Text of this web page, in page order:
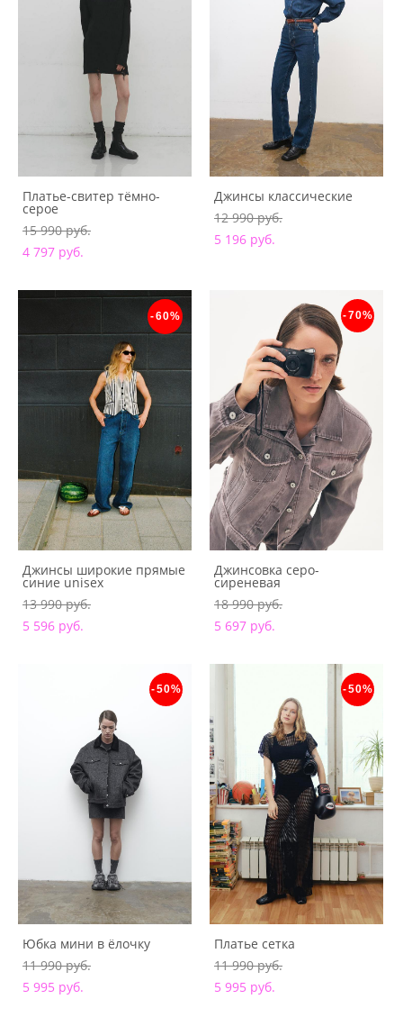
Платье-свитер тёмно-
серое
15 990 pуб.
4 797 pуб.
Джинсы классические
12 990 pуб.
5 196 pуб.
-60%
Джинсы широкие прямые
синие unisex
13 990 pуб.
5 596 pуб.
-70%
Джинсовка серо-
сиреневая
18 990 pуб.
5 697 pуб.
-50%
Юбка мини в ёлочку
11 990 pуб.
5 995 pуб.
-50%
Платье сетка
11 990 pуб.
5 995 pуб.